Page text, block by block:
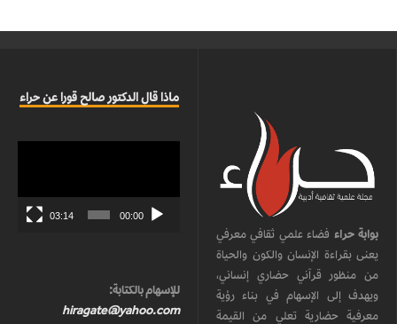
بوابة حراء فضاء علمي ثقافي معرفي
يعنى بقراءة الإنسان والكون والحياة
من منظور قرآني حضاري إنساني،
ويهدف إلى الإسهام في بناء رؤية
معرفية حضارية تعلي من القيمة
ماذا قال الدكتور صالح قورا عن حراء
00:00
03:14
للإسهام بالكتابة:
hiragate@yahoo.com